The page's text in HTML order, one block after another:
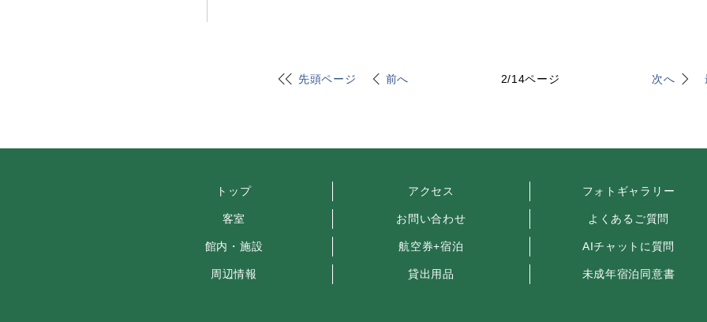
先頭ページ 前へ 2/14ページ 次へ
トップ
客室
館内・施設
周辺情報
アクセス
お問い合わせ
航空券+宿泊
貸出用品
フォトギャラリー
よくあるご質問
AIチャットに質問
未成年宿泊同意書